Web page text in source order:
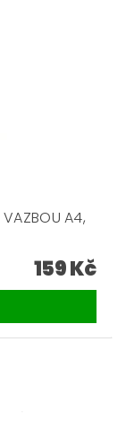
VAZBOU A4,
159 Kč